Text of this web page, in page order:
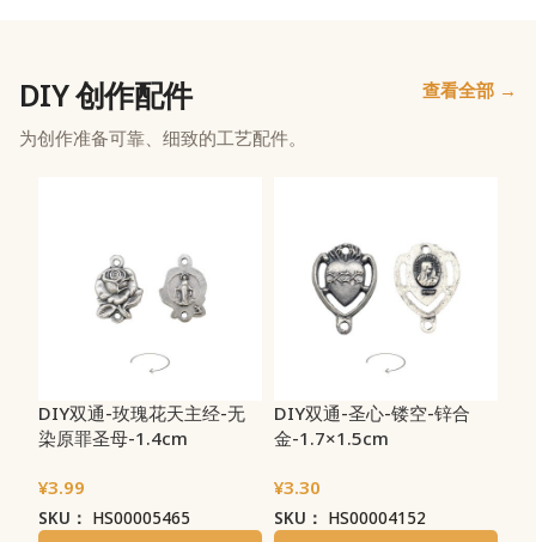
DIY 创作配件
为创作准备可靠、细致的工艺配件。
查看全部 →
DIY双通-玫瑰花天主经-无
染原罪圣母-1.4cm
¥3.99
SKU： HS00005465
DIY双通-圣心-镂空-锌合
金-1.7×1.5cm
¥3.30
SKU： HS00004152